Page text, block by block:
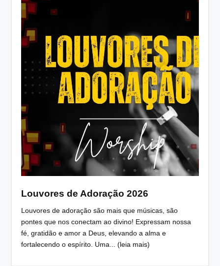
Louvores de Adoração 2026
Louvores de adoração são mais que músicas, são
pontes que nos conectam ao divino! Expressam nossa
fé, gratidão e amor a Deus, elevando a alma e
fortalecendo o espírito. Uma... (leia mais)